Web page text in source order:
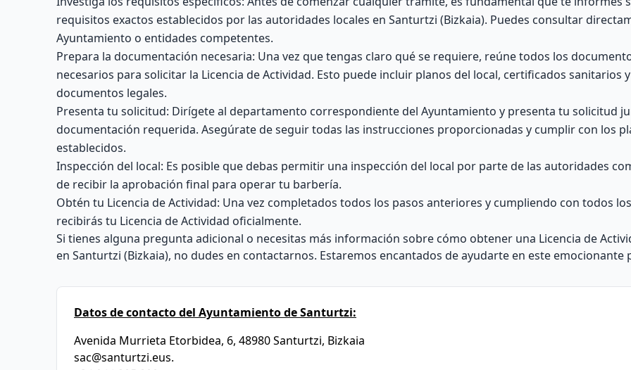
requisitos exactos establecidos por las autoridades locales en Santurtzi (Bizkaia). Puedes consultar
Ayuntamiento o entidades competentes.
Prepara la documentación necesaria: Una vez que tengas claro qué se requiere, reúne todos los
necesarios para solicitar la Licencia de Actividad. Esto puede incluir planos del local, certificados sanitarios
documentos legales.
Presenta tu solicitud: Dirígete al departamento correspondiente del Ayuntamiento y presenta tu solicitud
documentación requerida. Asegúrate de seguir todas las instrucciones proporcionadas y cumplir con los
establecidos.
Inspección del local: Es posible que debas permitir una inspección del local por parte de las autoridades
de recibir la aprobación final para operar tu barbería.
Obtén tu Licencia de Actividad: Una vez completados todos los pasos anteriores y cumpliendo con todos
recibirás tu Licencia de Actividad oficialmente.
Si tienes alguna pregunta adicional o necesitas más información sobre cómo obtener una Licencia de
en Santurtzi (Bizkaia), no dudes en contactarnos. Estaremos encantados de ayudarte en este emocionante
Datos de contacto del Ayuntamiento de Santurtzi:
Avenida Murrieta Etorbidea, 6, 48980 Santurtzi, Bizkaia
sac@santurtzi.eus.